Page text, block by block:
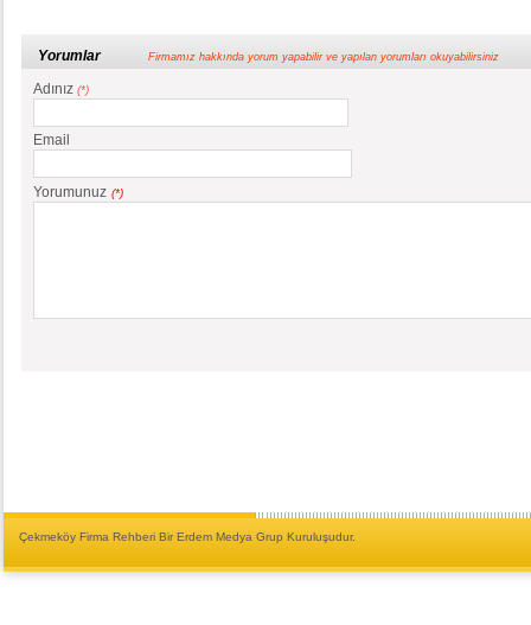
Yorumlar Firmamız hakkında yorum yapabilir ve yapılan yorumları okuyabilirsiniz
Adınız (*)
Email
Yorumunuz (*)
Çekmeköy Firma Rehberi Bir Erdem Medya Grup Kuruluşudur.